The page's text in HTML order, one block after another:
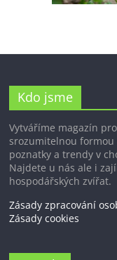
Kdo jsme
Vytváříme magazín
srozumitelnou formou
poznatky a trendy v
Najdete u nás ale i
hospodářských zvířat.
Zásady zpracování
Zásady cookies